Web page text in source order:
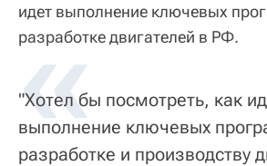
идет выполнение ключевых
разработке двигателей в РФ.
«
"Хотел бы посмотреть, как
выполнение ключевых
разработке и производству